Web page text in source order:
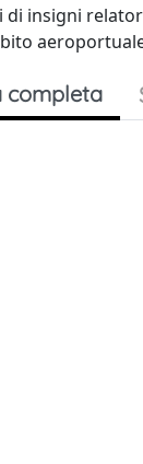
insigni
completa